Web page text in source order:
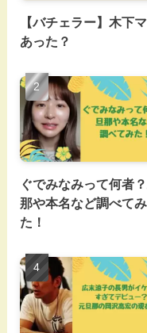
【バチェラー】木下
あった？
ぐでみなみって何者
那や本名など調べてみ
た！